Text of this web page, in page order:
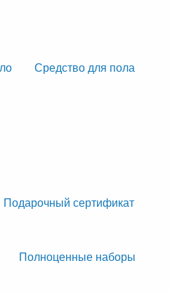
Средство для пола
Подарочный сертификат
Полноценные наборы